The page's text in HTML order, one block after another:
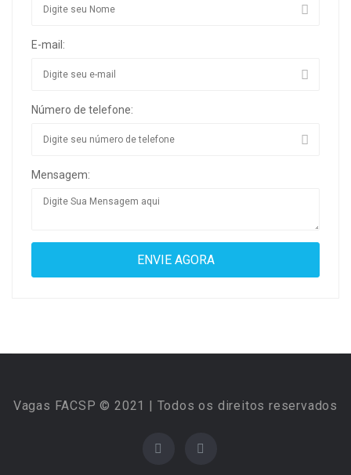
E-mail:
Número de telefone:
Mensagem:
Vagas FACSP © 2021 | Todos os direitos reservados